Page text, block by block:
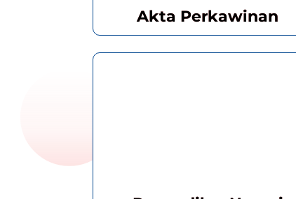
Akta Perkawinan